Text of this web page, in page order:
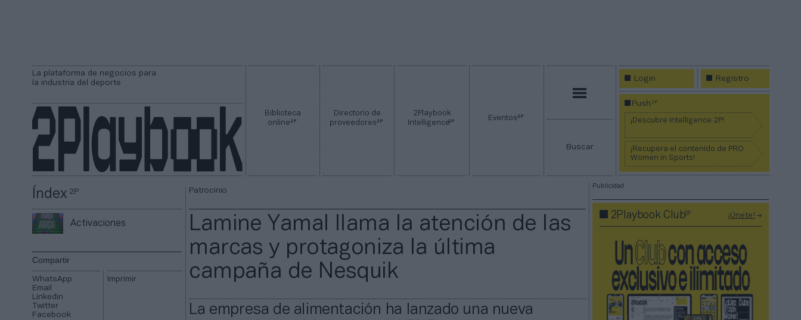
La plataforma de negocios para
la industria del deporte
Biblioteca
online2P
Directorio de
proveedores2P
2Playbook
Intelligence2P Eventos2P
Buscar
Login Registro
Push2P
¡Descubre Intelligence 2P!
¡Recupera el contenido de PRO
Women in Sports!
Índex2P
Activaciones
Compartir
WhatsApp
Email
Linkedin
Twitter
Facebook
Imprimir
Patrocinio
Lamine Yamal llama la atención de las
marcas y protagoniza la última
campaña de Nesquik
La empresa de alimentación ha lanzado una nueva
Publicidad
2Playbook Club2P ¡Únete!